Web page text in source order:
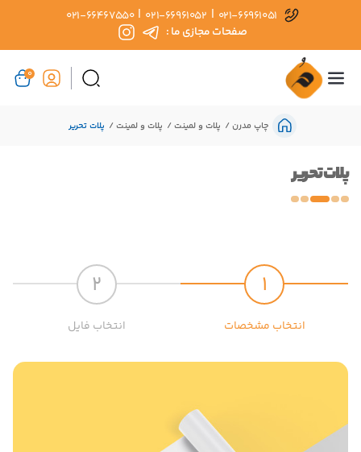
021-66961051
|
021-66961052
|
021-66467550
صفحات مجازی ما :
0
چاپ مدرن پلات و لمینت پلات و لمینت پلات تحریر
پلات تحریر
1
انتخاب مشخصات
2
انتخاب فایل